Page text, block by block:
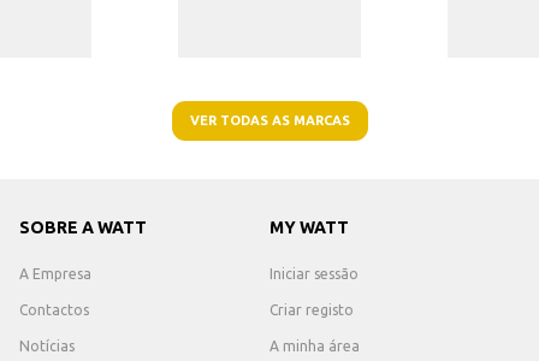
VER TODAS AS MARCAS
SOBRE A WATT
A Empresa
Contactos
Notícias
MY WATT
Iniciar sessão
Criar registo
A minha área